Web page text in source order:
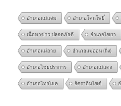
อำเภอแม่แจ่ม อำเภอโคกโพธิ์
เนื้อหาข่าว ปลอดภัยดี อำเภอไชยา
อำเภอแม่อาย อำเภอแม่ออน (กิ่ง)
อำเภอไชยปราการ อำเภอแม่แตง
อำเภอไทรโยค อิศราอินไซด์